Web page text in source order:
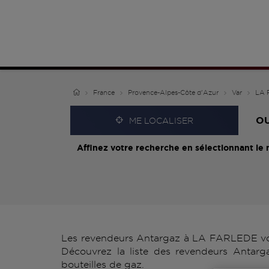
France Provence-Alpes-Côte d'Azur Var LA
ME LOCALISER
Affinez votre recherche en sélectionnant le
Les revendeurs Antargaz à LA FARLEDE
Découvrez la liste des revendeurs
bouteilles de gaz.